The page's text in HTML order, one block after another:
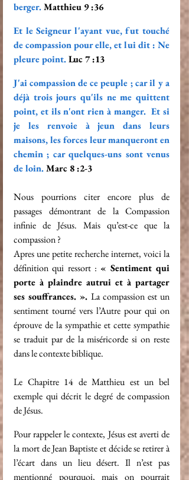
berger. Matthieu 9 :36
Et le Seigneur l'ayant vue, fut touché
de compassion pour elle, et lui dit : Ne
pleure point. Luc 7 :13
J'ai compassion de ce peuple ; car il y a
déjà trois jours qu'ils ne me quittent
point, et ils n'ont rien à manger.  Et si
je les renvoie à jeun dans leurs
maisons, les forces leur manqueront en
chemin ; car quelques-uns sont venus
de loin. Marc 8 :2-3
Nous pourrions citer encore plus de
passages démontrant de la Compassion
infinie de Jésus. Mais qu’est-ce que la
compassion ?
Apres une petite recherche internet, voici la
définition qui ressort : « Sentiment qui
porte à plaindre autrui et à partager
ses souffrances. ». La compassion est un
sentiment tourné vers l’Autre pour qui on
éprouve de la sympathie et cette sympathie
se traduit par de la miséricorde si on reste
dans le contexte biblique.
Le Chapitre 14 de Matthieu est un bel
exemple qui décrit le degré de compassion
de Jésus.
Pour rappeler le contexte, Jésus est averti de
la mort de Jean Baptiste et décide se retirer à
l’écart dans un lieu désert. Il n’est pas
mentionné pourquoi, mais on pourrait